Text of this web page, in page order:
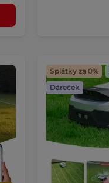
Splátky za 0%
Dáreček